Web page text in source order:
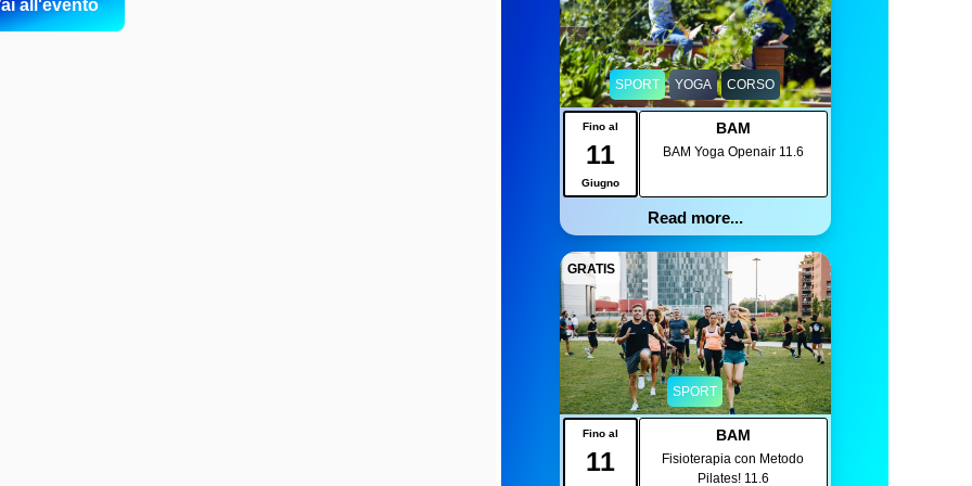
all'evento
SPORT YOGA CORSO
Fino al
11
Giugno
BAM
BAM Yoga Openair 11.6
Read more...
GRATIS
SPORT
Fino al
11
BAM
Fisioterapia con Metodo
Pilates! 11.6